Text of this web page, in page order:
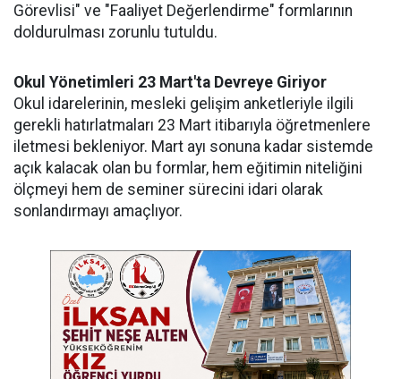
Görevlisi" ve "Faaliyet Değerlendirme" formlarının
doldurulması zorunlu tutuldu.
Okul Yönetimleri 23 Mart'ta Devreye Giriyor
Okul idarelerinin, mesleki gelişim anketleriyle ilgili
gerekli hatırlatmaları 23 Mart itibarıyla öğretmenlere
iletmesi bekleniyor. Mart ayı sonuna kadar sistemde
açık kalacak olan bu formlar, hem eğitimin niteliğini
ölçmeyi hem de seminer sürecini idari olarak
sonlandırmayı amaçlıyor.